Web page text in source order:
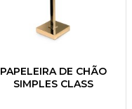
PAPELEIRA DE CHÃO
SIMPLES CLASS